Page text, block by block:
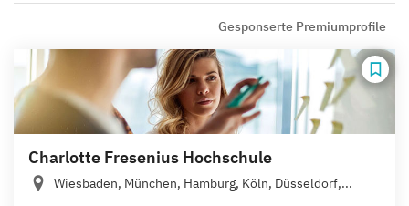
Gesponserte Premiumprofile
Charlotte Fresenius Hochschule
Wiesbaden, München, Hamburg, Köln, Düsseldorf,...